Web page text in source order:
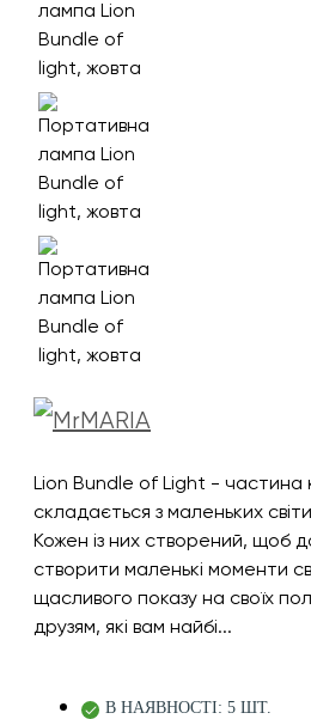
Lion Bundle of Light - частина
складається з маленьких
Кожен із них створений, щоб
створити маленькі моменти
щасливого показу на своїх
друзям, які вам найбі...
В НАЯВНОСТІ: 5 ШТ.